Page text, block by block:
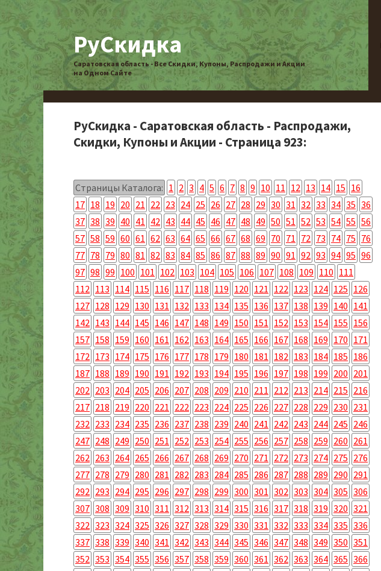
РуСкидка
Саратовская область - Все Скидки, Купоны, Распродажи и Акции
на Одном Сайте
РуСкидка - Саратовская область - Распродажи,
Скидки, Купоны и Акции - Страница 923:
Страницы Каталога: 1 2 3 4 5 6 7 8 9 10 11 12 13 14 15 16
17 18 19 20 21 22 23 24 25 26 27 28 29 30 31 32 33 34 35 36
37 38 39 40 41 42 43 44 45 46 47 48 49 50 51 52 53 54 55 56
57 58 59 60 61 62 63 64 65 66 67 68 69 70 71 72 73 74 75 76
77 78 79 80 81 82 83 84 85 86 87 88 89 90 91 92 93 94 95 96
97 98 99 100 101 102 103 104 105 106 107 108 109 110 111
112 113 114 115 116 117 118 119 120 121 122 123 124 125 126
127 128 129 130 131 132 133 134 135 136 137 138 139 140 141
142 143 144 145 146 147 148 149 150 151 152 153 154 155 156
157 158 159 160 161 162 163 164 165 166 167 168 169 170 171
172 173 174 175 176 177 178 179 180 181 182 183 184 185 186
187 188 189 190 191 192 193 194 195 196 197 198 199 200 201
202 203 204 205 206 207 208 209 210 211 212 213 214 215 216
217 218 219 220 221 222 223 224 225 226 227 228 229 230 231
232 233 234 235 236 237 238 239 240 241 242 243 244 245 246
247 248 249 250 251 252 253 254 255 256 257 258 259 260 261
262 263 264 265 266 267 268 269 270 271 272 273 274 275 276
277 278 279 280 281 282 283 284 285 286 287 288 289 290 291
292 293 294 295 296 297 298 299 300 301 302 303 304 305 306
307 308 309 310 311 312 313 314 315 316 317 318 319 320 321
322 323 324 325 326 327 328 329 330 331 332 333 334 335 336
337 338 339 340 341 342 343 344 345 346 347 348 349 350 351
352 353 354 355 356 357 358 359 360 361 362 363 364 365 366